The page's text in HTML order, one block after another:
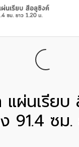
แผ่นเรีย
91.4 ซม.